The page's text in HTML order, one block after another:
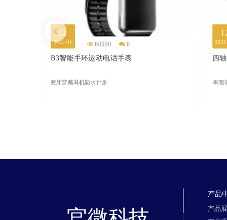
12
2021-01 60550 0
B3智能手环运动电话手表
蓝牙穿戴耳机防水计步
四
4K智
产品
产品